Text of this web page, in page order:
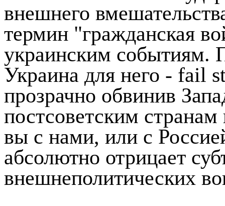
внешнего
термин "гражданская
украинским событиям.
Украина для него - fail
прозрачно обвинив
постсоветским
вы с нами, или с
абсолютно отрицает
внешнеполитических